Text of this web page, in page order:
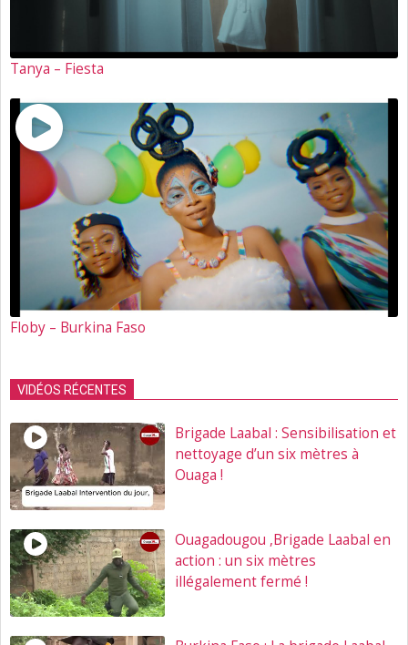
Tanya – Fiesta
Floby – Burkina Faso
VIDÉOS RÉCENTES
Brigade Laabal : Sensibilisation et
nettoyage d’un six mètres à
Ouaga !
Ouagadougou ,Brigade Laabal en
action : un six mètres
illégalement fermé !